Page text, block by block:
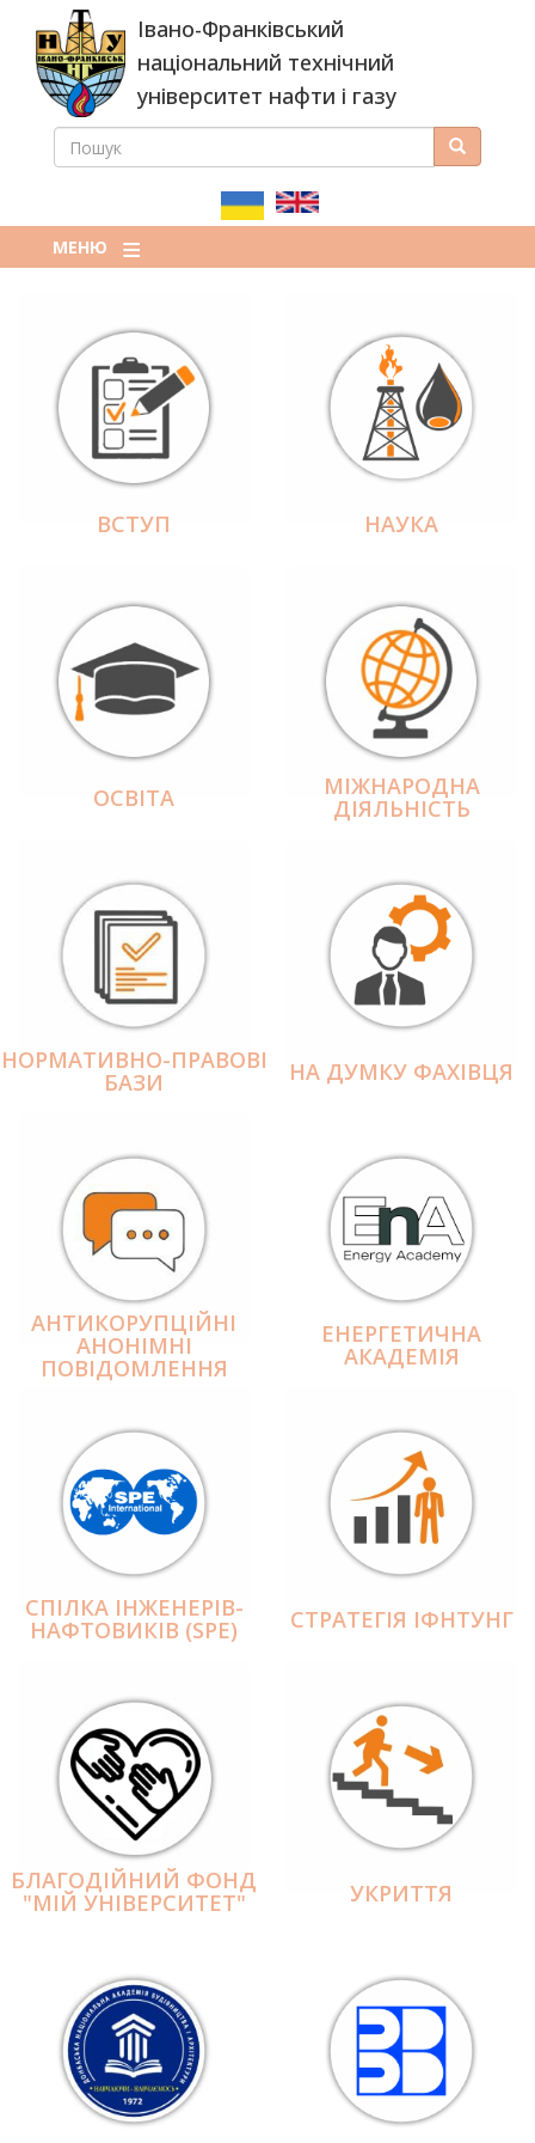
основного
вмісту
Івано-Франківський
національний технічний
університет нафти і газу
ПОШУКОВА
ПОШУК Пошук
МЕНЮ
ВСТУП НАУКА
ОСВІТА МІЖНАРОДНА
ДІЯЛЬНІCТЬ
НОРМАТИВНО-ПРАВОВІ
БАЗИ НА ДУМКУ ФАХІВЦЯ
АНТИКОРУПЦІЙНІ
АНОНІМНІ
ПОВІДОМЛЕННЯ
ЕНЕРГЕТИЧНА
АКАДЕМІЯ
СПІЛКА ІНЖЕНЕРІВ-
НАФТОВИКІВ (SPE) СТРАТЕГІЯ ІФНТУНГ
БЛАГОДІЙНИЙ ФОНД
"МІЙ УНІВЕРСИТЕТ" УКРИТТЯ